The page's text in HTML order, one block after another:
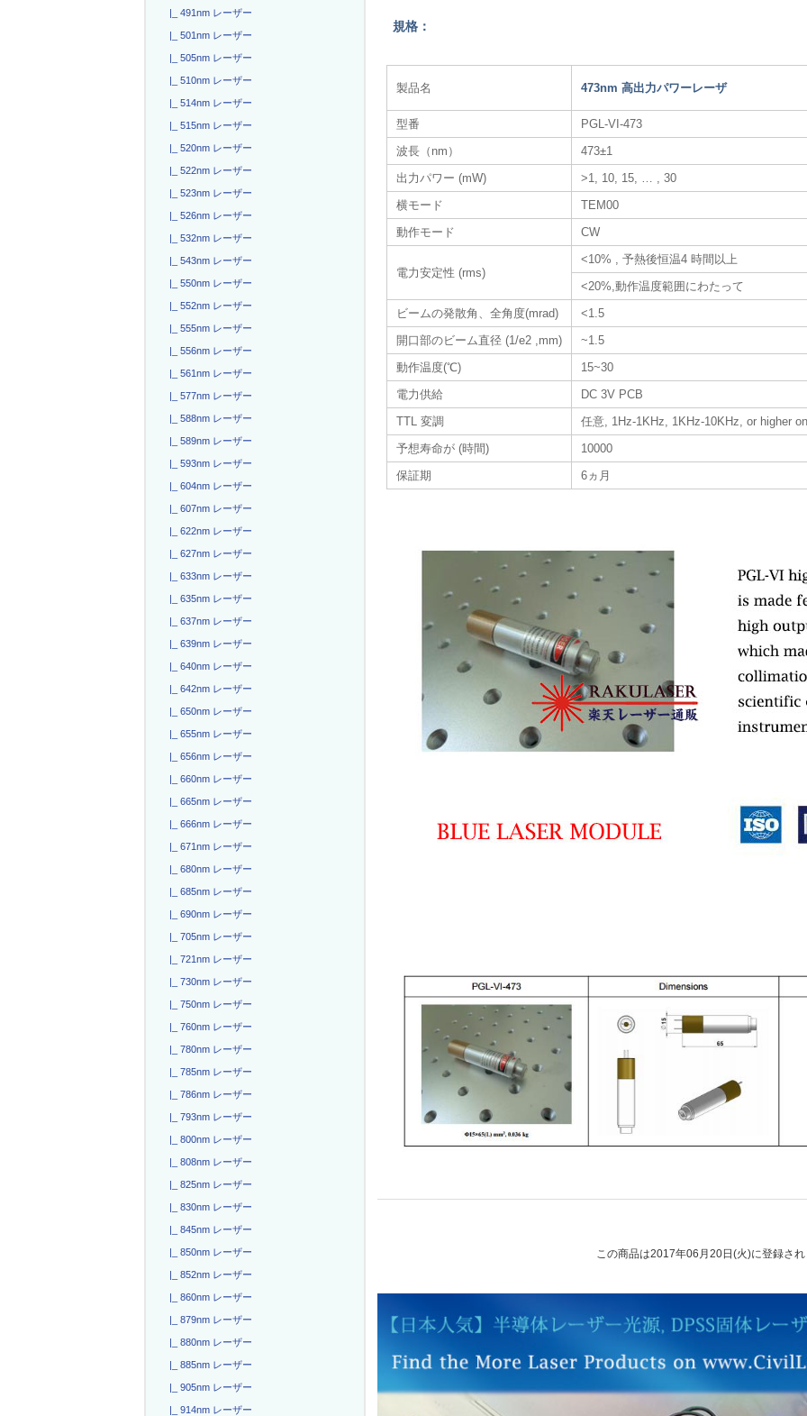
|_ 491nm レーザー
|_ 501nm レーザー
|_ 505nm レーザー
|_ 510nm レーザー
|_ 514nm レーザー
|_ 515nm レーザー
|_ 520nm レーザー
|_ 522nm レーザー
|_ 523nm レーザー
|_ 526nm レーザー
|_ 532nm レーザー
|_ 543nm レーザー
|_ 550nm レーザー
|_ 552nm レーザー
|_ 555nm レーザー
|_ 556nm レーザー
|_ 561nm レーザー
|_ 577nm レーザー
|_ 588nm レーザー
|_ 589nm レーザー
|_ 593nm レーザー
|_ 604nm レーザー
|_ 607nm レーザー
|_ 622nm レーザー
|_ 627nm レーザー
|_ 633nm レーザー
|_ 635nm レーザー
|_ 637nm レーザー
|_ 639nm レーザー
|_ 640nm レーザー
|_ 642nm レーザー
|_ 650nm レーザー
|_ 655nm レーザー
|_ 656nm レーザー
|_ 660nm レーザー
|_ 665nm レーザー
|_ 666nm レーザー
|_ 671nm レーザー
|_ 680nm レーザー
|_ 685nm レーザー
|_ 690nm レーザー
|_ 705nm レーザー
|_ 721nm レーザー
|_ 730nm レーザー
|_ 750nm レーザー
|_ 760nm レーザー
|_ 780nm レーザー
|_ 785nm レーザー
|_ 786nm レーザー
|_ 793nm レーザー
|_ 800nm レーザー
|_ 808nm レーザー
|_ 825nm レーザー
|_ 830nm レーザー
|_ 845nm レーザー
|_ 850nm レーザー
|_ 852nm レーザー
|_ 860nm レーザー
|_ 879nm レーザー
|_ 880nm レーザー
|_ 885nm レーザー
|_ 905nm レーザー
|_ 914nm レーザー
規格：
製品名 473nm 高出力パワーレーザ
型番
PGL-VI-473
波長（nm）
473±1
出力パワー (mW)
>1, 10, 15, … , 30
横モード
TEM00
動作モード
CW
電力安定性 (rms)
<10% , 予熱後恒温4 時間以上
<20%,動作温度範囲にわたって
ビームの発散角、全角度(mrad)
<1.5
開口部のビーム直径 (1/e2 ,mm)
~1.5
動作温度(℃)
15~30
電力供給
DC 3V PCB
TTL 変調
任意, 1Hz-1KHz, 1KHz-10KHz, or higher
予想寿命が (時間)
10000
保証期
6ヵ月
この商品は2017年06月20日(火)に登録され